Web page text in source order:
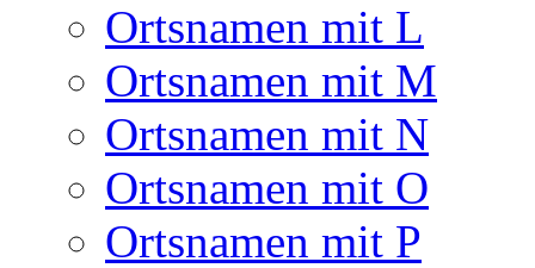
Ortsnamen mit L
Ortsnamen mit M
Ortsnamen mit N
Ortsnamen mit O
Ortsnamen mit P